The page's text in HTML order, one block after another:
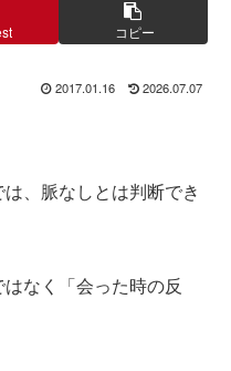
コピー
2017.01.16 2026.07.07
、脈なしとは判断でき
なく「会った時の反